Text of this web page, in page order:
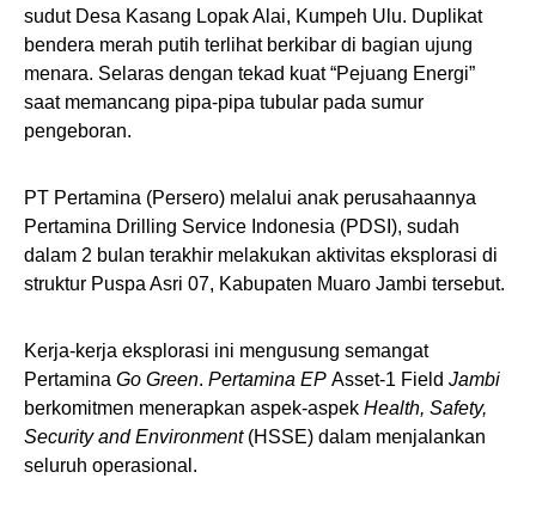
sudut Desa Kasang Lopak Alai, Kumpeh Ulu. Duplikat
bendera merah putih terlihat berkibar di bagian ujung
menara. Selaras dengan tekad kuat “Pejuang Energi”
saat memancang pipa-pipa tubular pada sumur
pengeboran.
PT Pertamina (Persero) melalui anak perusahaannya
Pertamina Drilling Service Indonesia (PDSI), sudah
dalam 2 bulan terakhir melakukan aktivitas eksplorasi di
struktur Puspa Asri 07, Kabupaten Muaro Jambi tersebut.
Kerja-kerja eksplorasi ini mengusung semangat
Pertamina Go Green. Pertamina EP Asset-1 Field Jambi
berkomitmen menerapkan aspek-aspek Health, Safety,
Security and Environment (HSSE) dalam menjalankan
seluruh operasional.